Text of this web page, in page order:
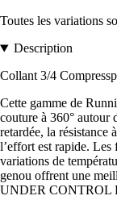
Toutes les variations
Description
Collant 3/4
Cette gamme de
couture à 360° autour
retardée, la résistance
l’effort est rapide. Les
variations de
genou offrent une
UNDER CONTROL